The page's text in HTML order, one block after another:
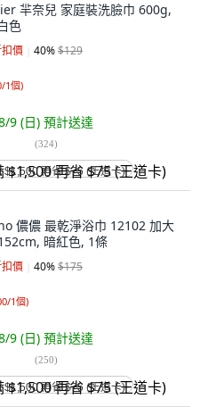
羋奈兒 家庭裝洗臉巾 600g,
色
價 40%$129
1個)
9 (日) 預計送達
(324)
$1,500 再省 $75 (王道卡)
儂儂 最乾淨浴巾 12102 加大
暗紅色, 1條
價 40%$175
1個)
9 (日) 預計送達
(250)
$1,500 再省 $75 (王道卡)